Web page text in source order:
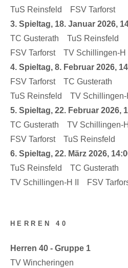
TuS Reinsfeld FSV Tarforst
3. Spieltag, 18. Januar 2026,
TC Gusterath TuS Reinsfeld
FSV Tarforst TV Schillingen-
4. Spieltag, 8. Februar 2026,
FSV Tarforst TC Gusterath
TuS Reinsfeld TV
5. Spieltag, 22. Februar
TC Gusterath TV Schillingen-
FSV Tarforst TuS Reinsfeld
6. Spieltag, 22. März 2026,
TuS Reinsfeld TC Gusterath
TV Schillingen-H II FSV
HERREN 40
Herren 40 - Gruppe 1
TV Wincheringen